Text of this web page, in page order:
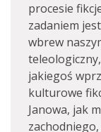
procesie
zadaniem
wbrew
jakiegoś
kulturowe
Janowa, jak